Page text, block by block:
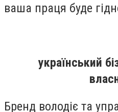
ваша праця буде
український
Бренд володіє та